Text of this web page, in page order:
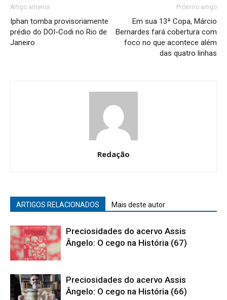
Artigo anterior
Iphan tomba provisoriamente
prédio do DOI-Codi no Rio de
Janeiro
Próximo artigo
Em sua 13ª Copa, Márcio
Bernardes fará cobertura com
foco no que acontece além
das quatro linhas
Redação
ARTIGOS RELACIONADOS Mais deste autor
Preciosidades do acervo Assis
Ângelo: O cego na História (67)
Preciosidades do acervo Assis
Ângelo: O cego na História (66)